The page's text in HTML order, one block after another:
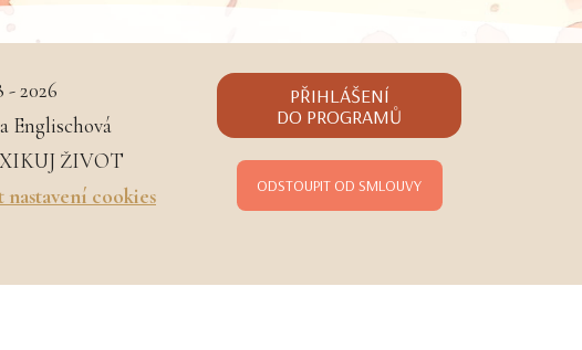
- 2026
Englischová
ŽIVOT
nastavení cookies
PŘIHLÁŠENÍ
DO PROGRAMŮ
ODSTOUPIT OD SMLOUVY